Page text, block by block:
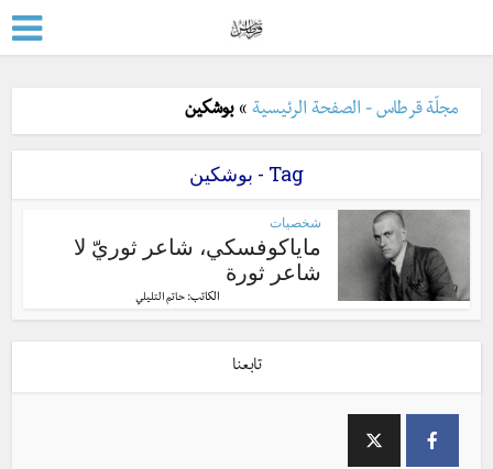
مجلّة قرطاس - الصفحة الرئيسية »بوشكين
Tag - بوشكين
شخصيات
ماياكوفسكي، شاعر ثوريّ لا
شاعر ثورة
الكاتب: حاتم التليلي
تابعنا